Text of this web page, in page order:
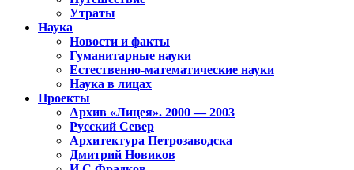
Утраты
Наука
Новости и факты
Гуманитарные науки
Естественно-математические науки
Наука в лицах
Проекты
Архив «Лицея». 2000 — 2003
Русский Север
Архитектура Петрозаводска
Дмитрий Новиков